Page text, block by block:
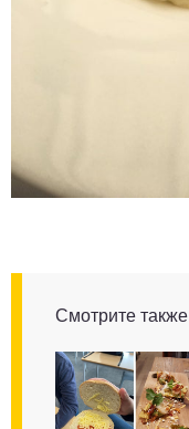
Смотрите также